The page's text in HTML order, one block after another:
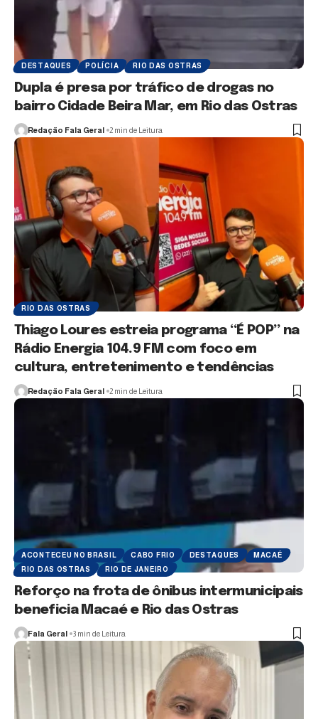
DESTAQUES POLÍCIA RIO DAS OSTRAS
Dupla é presa por tráfico de drogas no
bairro Cidade Beira Mar, em Rio das Ostras
Redação Fala Geral 2 min de Leitura
RIO DAS OSTRAS
Thiago Loures estreia programa “É POP” na
Rádio Energia 104.9 FM com foco em
cultura, entretenimento e tendências
Redação Fala Geral 2 min de Leitura
ACONTECEU NO BRASIL CABO FRIO DESTAQUES
MACAÉ
RIO DAS OSTRAS
RIO DE JANEIRO
Reforço na frota de ônibus intermunicipais
beneficia Macaé e Rio das Ostras
Fala Geral 3 min de Leitura